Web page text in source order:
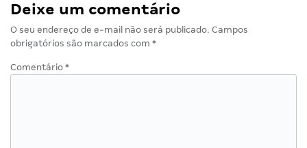
Deixe um comentário
O seu endereço de e-mail não será publicado. Campos
obrigatórios são marcados com *
Comentário *